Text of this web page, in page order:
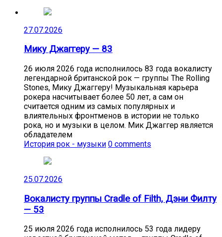
27.07.2026
Мику Джаггеру — 83
26 июля 2026 года исполнилось 83 года вокалисту
легендарной британской рок — группы The Rolling
Stones, Мику Джаггеру! Музыкальная карьера
рокера насчитывает более 50 лет, а сам он
считается одним из самых популярных и
влиятельных фронтменов в истории не только
рока, но и музыки в целом. Мик Джаггер является
обладателем
История рок - музыки 0 comments
25.07.2026
Вокалисту группы Cradle of Filth, Дэни Филту
— 53
25 июля 2026 года исполнилось 53 года лидеру